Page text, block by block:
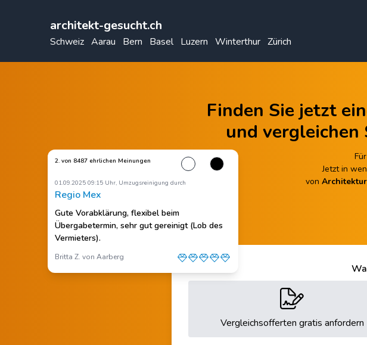
architekt-gesucht.ch
Schweiz Aarau Bern Basel Luzern Winterthur Zürich
Finden Sie jetzt
und vergleichen
Jetzt in
von
3. von 8487 ehrlichen Meinungen
28.08.2025 04:44 Uhr, umzugsreinigung durch
FEE REINIGUNG, inh.CIL
Lob seitens der Verwaltung - die Wohnung
sei sehr gut gereinigt worden. Alle
Vereinbarungen wurden e ...
Rico K. von Frauenfeld
Vergleichsofferten gratis anfordern